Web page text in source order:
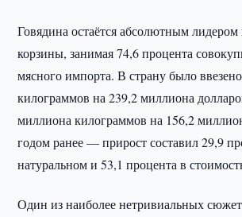
Говядина остаётся абсолютным
корзины, занимая 74,6 процента
мясного импорта. В страну было
килограммов на 239,2 миллиона
миллиона килограммов на 156,2
годом ранее — прирост составил 29,9
натуральном и 53,1 процента в
Один из наиболее нетривиальных